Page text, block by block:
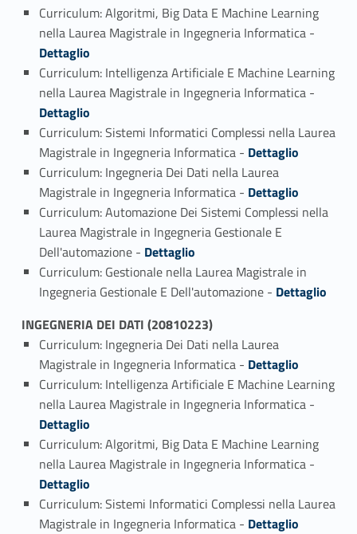
Curriculum: Algoritmi, Big Data E Machine Learning
nella Laurea Magistrale in Ingegneria Informatica -Link identifier #identifier_person_168104-1
Dettaglio
Curriculum: Intelligenza Artificiale E Machine Learning
nella Laurea Magistrale in Ingegneria Informatica -
Dettaglio
Curriculum: Sistemi Informatici Complessi nella Laurea
Magistrale in Ingegneria Informatica - Link identifier #identifier_person_154419-3
Dettaglio
Curriculum: Ingegneria Dei Dati nella Laurea
Magistrale in Ingegneria Informatica - Link identifier #identifier_person_79413-4
Dettaglio
Curriculum: Automazione Dei Sistemi Complessi nella
Laurea Magistrale in Ingegneria Gestionale E
Dell'automazione - Link identifier #identifier_person_163861-5
Dettaglio
Curriculum: Gestionale nella Laurea Magistrale in
Ingegneria Gestionale E Dell'automazione - Link identifier #identifier_person_73981-6
Dettaglio
INGEGNERIA DEI DATI (20810223)
Curriculum: Ingegneria Dei Dati nella Laurea
Magistrale in Ingegneria Informatica - Link identifier #identifier_person_198690-1
Dettaglio
Curriculum: Intelligenza Artificiale E Machine Learning
nella Laurea Magistrale in Ingegneria Informatica -
Dettaglio
Curriculum: Algoritmi, Big Data E Machine Learning
nella Laurea Magistrale in Ingegneria Informatica -Link identifier #identifier_person_186043-3
Dettaglio
Curriculum: Sistemi Informatici Complessi nella Laurea
Magistrale in Ingegneria Informatica - Link identifier #identifier_person_93556-4
Dettaglio